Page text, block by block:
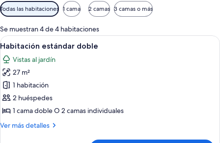
Filtros
disponibles
para
las
habitaciones
Todas las habitaciones 1 cama 2 camas 3 camas o más
Se muestran 4 de 4 habitaciones
Abrir
todas
las
fotos
de
Habitación
estándar
Un dormitorio con cama, mesita de
3
Habitación estándar doble
Vistas al jardín
27 m²
1 habitación
2 huéspedes
1 cama doble O 2 camas individuales
Ver más detalles
Más